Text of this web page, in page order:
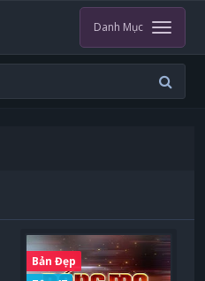
Danh Mục
Bản Đẹp